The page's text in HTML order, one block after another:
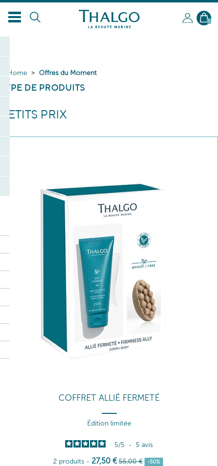
0
Home Offres du Moment
TYPE DE PRODUITS
PETITS PRIX
COFFRET ALLIÉ FERMETÉ
Édition limitée
5/5 - 5 avis
2 produits - 27,50 € 55,00 € -50%